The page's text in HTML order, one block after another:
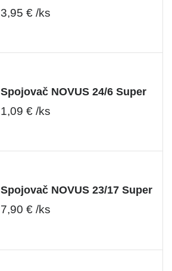
3,95 € /ks
Spojovač NOVUS 24/6 Super
1,09 € /ks
Spojovač NOVUS 23/17 Super
7,90 € /ks